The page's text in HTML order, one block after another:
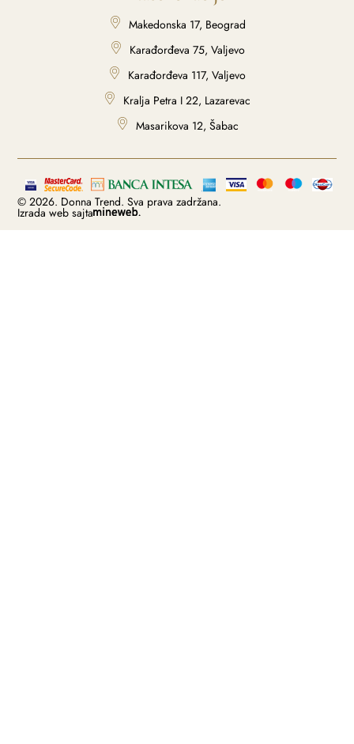
Makedonska 17, Beograd
Karađorđeva 75, Valjevo
Karađorđeva 117, Valjevo
Kralja Petra I 22, Lazarevac
Masarikova 12, Šabac
© 2026. Donna Trend. Sva prava zadržana.
Izrada web sajta